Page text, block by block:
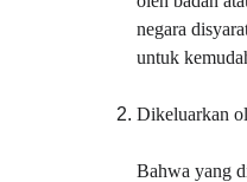
negara
untuk
Dikeluarkan
Bahwa yang